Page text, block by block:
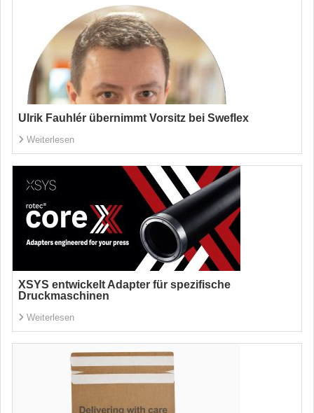
Ulrik Fauhlér übernimmt Vorsitz bei Sweflex
Weiterlesen
XSYS entwickelt Adapter für spezifische
Druckmaschinen
Weiterlesen